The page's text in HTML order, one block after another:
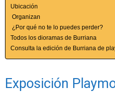
Ubicación
Organizan
¿Por qué no te lo puedes perder?
Todos los dioramas de Burriana
Consulta la edición de Burriana de
Exposición